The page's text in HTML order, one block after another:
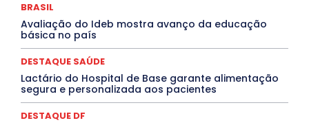
MEIO AMBIENTE
Paraíba
Paraná Pernambuco Piauí
POLÍTICA
QUALIFICAÇÃO PROFISSIONAL
RESIDÊNCIA
Rio de Janeiro
Santa Catarina
São Paulo SARAMPO
SAÚDE
Saúde Agora
SEGURANÇA
TÁ FROID?
TEATRO TECNOLOGIA
TIC TAC
BRASIL
Avaliação do Ideb mostra avanço da educação
básica no país
DESTAQUE SAÚDE
Lactário do Hospital de Base garante alimentação
segura e personalizada aos pacientes
DESTAQUE DF